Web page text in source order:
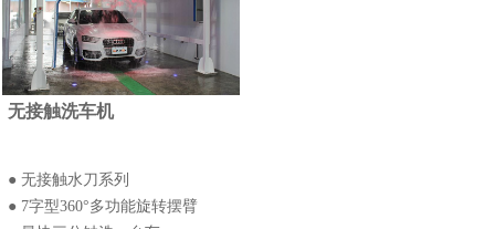
无接触洗车机
● 无接触水刀系列
● 7字型360°多功能旋转摆臂